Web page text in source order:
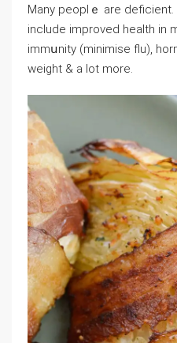
Many peoplｅ аre
include improved health in
immսnity (minimise flu),
weight & a lot more.